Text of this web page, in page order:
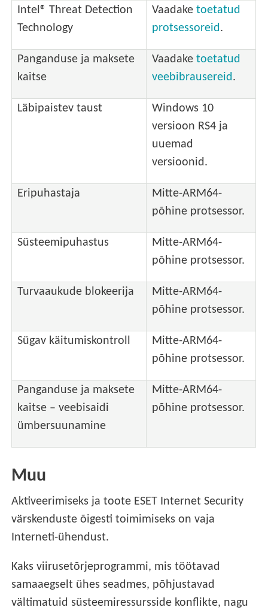
Intel® Threat Detection
Technology
Vaadaketoetatud
protsessoreid.
Panganduse ja maksete
kaitse
Vaadaketoetatud
veebibrausereid.
Läbipaistev taust
Windows 10
versioon RS4 ja
uuemad
versioonid.
Eripuhastaja
Mitte-ARM64-
põhine protsessor.
Süsteemipuhastus
Mitte-ARM64-
põhine protsessor.
Turvaaukude blokeerija
Mitte-ARM64-
põhine protsessor.
Sügav käitumiskontroll
Mitte-ARM64-
põhine protsessor.
Panganduse ja maksete
kaitse – veebisaidi
ümbersuunamine
Mitte-ARM64-
põhine protsessor.
Muu
Aktiveerimiseks ja toote ESET Internet Security
värskenduste õigesti toimimiseks on vaja
Interneti-ühendust.
Kaks viirusetõrjeprogrammi, mis töötavad
samaaegselt ühes seadmes, põhjustavad
vältimatuid süsteemiressursside konflikte, nagu